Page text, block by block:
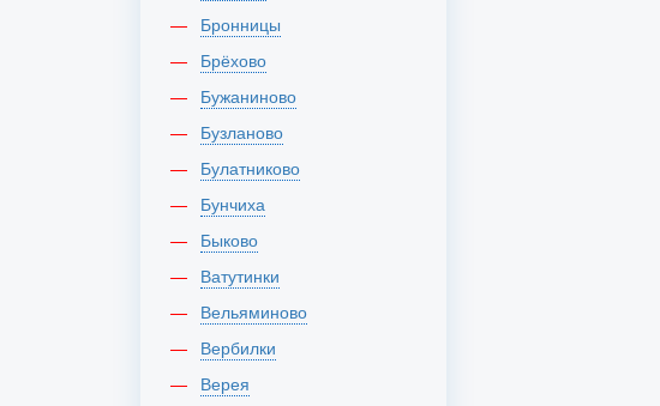
Бронницы
Брёхово
Бужаниново
Бузланово
Булатниково
Бунчиха
Быково
Ватутинки
Вельяминово
Вербилки
Верея